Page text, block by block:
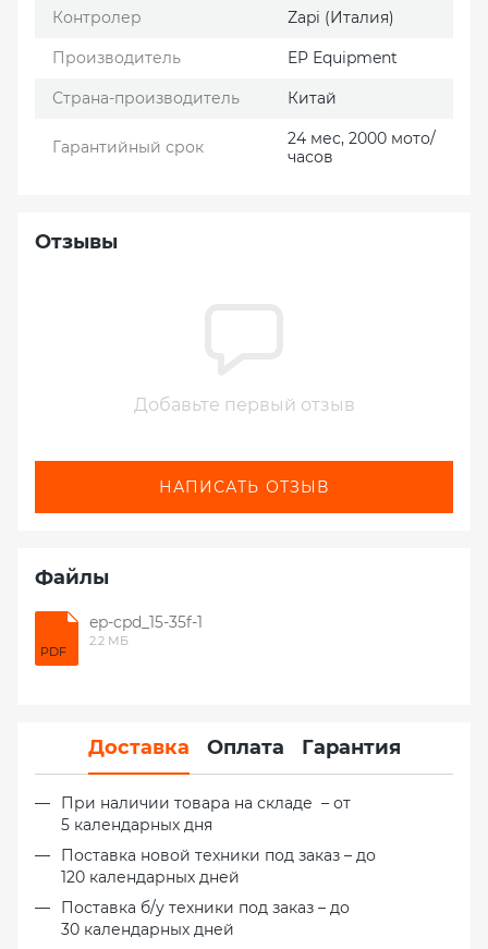
Контролер Zapi (Италия)
Производитель EP Еquipment
Страна-производитель Китай
Гарантийный срок
24 мес, 2000 мото/
часов
Отзывы
Добавьте первый отзыв
НАПИСАТЬ ОТЗЫВ
Файлы
PDF
ep-cpd_15-35f-1
2.2 МБ
Доставка Оплата Гарантия
При наличии товара на складе – от
5 календарных дня
Поставка новой техники под заказ – до
120 календарных дней
Поставка б/у техники под заказ – до
30 календарных дней